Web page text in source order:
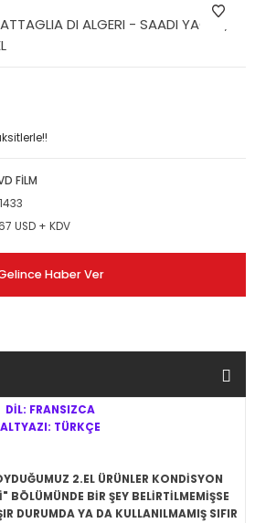
DI ALGERI - SAADI YACES,
FİLM
USD + KDV
Haber Ver
DİL: FRANSIZCA
ALTYAZI: TÜRKÇE
2.EL ÜRÜNLER KONDİSYON
BÖLÜMÜNDE BİR ŞEY BELİRTİLMEMİŞSE
DURUMDA YA DA KULLANILMAMIŞ SIFIR